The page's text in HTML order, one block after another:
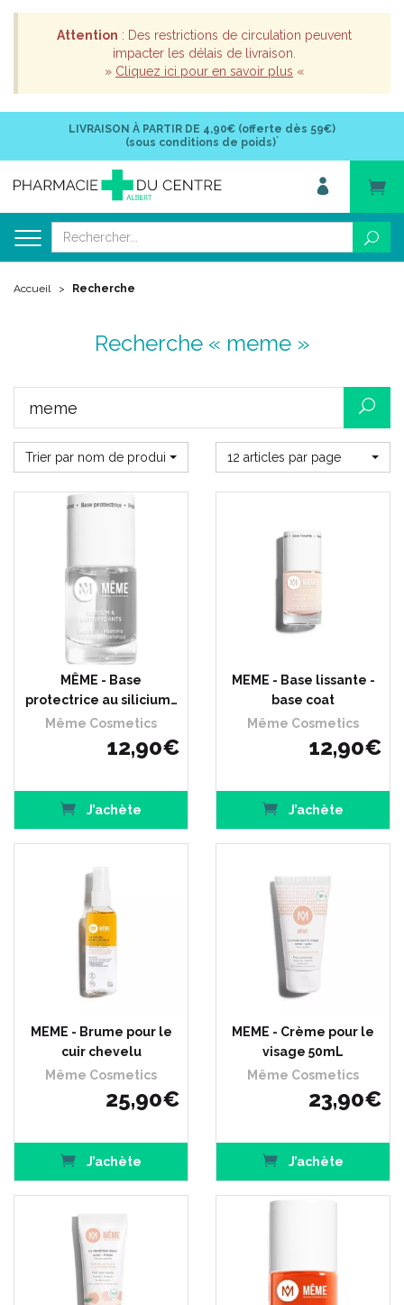
Attention : Des restrictions de circulation peuvent
impacter les délais de livraison.
» Cliquez ici pour en savoir plus «
LIVRAISON À PARTIR DE 4,90€ (offerte dès 59€)
(sous conditions de poids)*
Accueil Recherche
Recherche « meme »
Trier par nom de produit 12 articles par page
MÊME - Base
protectrice au silicium…
Même Cosmetics
12,90€
J’achète
MEME - Base lissante -
base coat
Même Cosmetics
12,90€
J’achète
MEME - Brume pour le
cuir chevelu
Même Cosmetics
25,90€
J’achète
MEME - Crème pour le
visage 50mL
Même Cosmetics
23,90€
J’achète